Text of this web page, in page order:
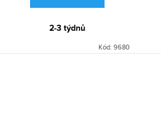
2-3 týdnů
Kód: 9680